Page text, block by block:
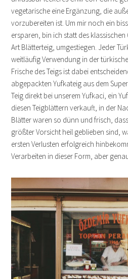
vegetarische eine Ergänzung, die
vorzubereiten ist. Um mir noch ein
ersparen, bin ich statt des
Art Blätterteig, umgestiegen. Jeder
weitläufig Verwendung in der
Frische des Teigs ist dabei
abgepackten Yufkateig aus dem
Teig direkt bei unserem Yufkaci, ein
diesen Teigblättern verkauft, in der
Blätter waren so dünn und frisch,
größter Vorsicht heil geblieben sind,
ersten Verlusten erfolgreich
Verarbeiten in dieser Form, aber